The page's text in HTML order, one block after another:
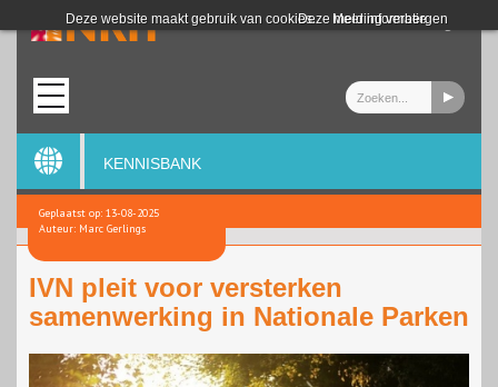
Deze website maakt gebruik van cookies. Meer informatie
Deze melding verbergen
Login
KENNISBANK
Geplaatst op: 13-08-2025
Auteur: Marc Gerlings
IVN pleit voor versterken
samenwerking in Nationale Parken